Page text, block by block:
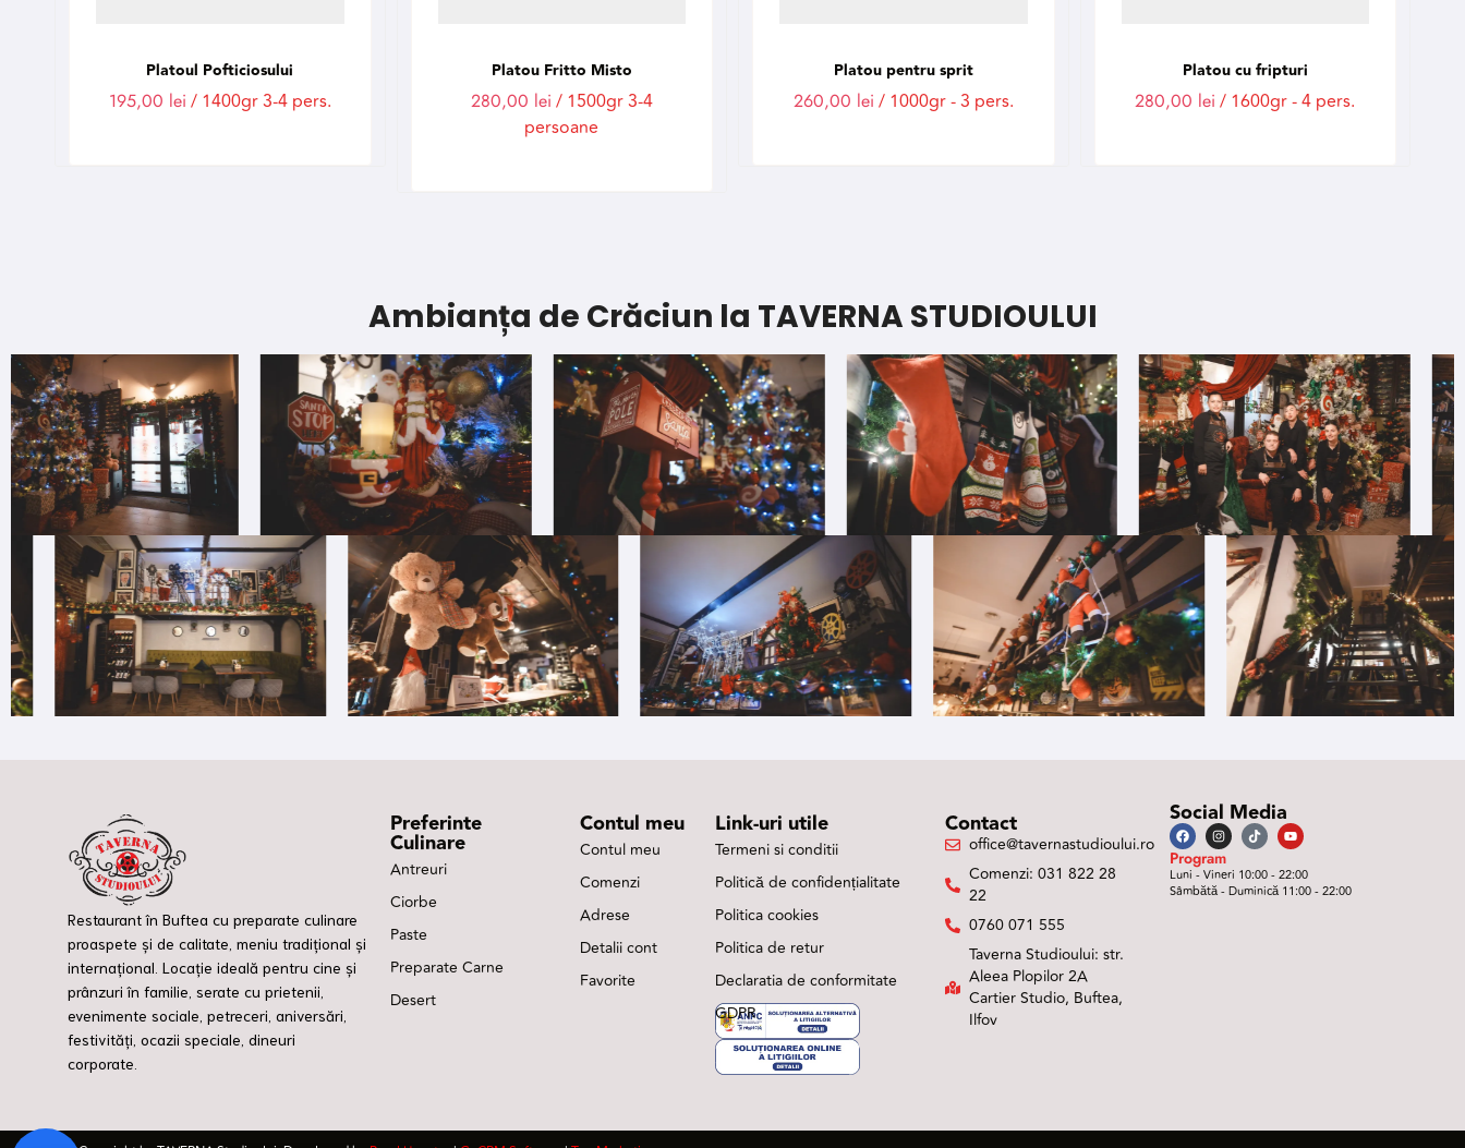
Platoul Pofticiosului
195,00 lei / 1400gr 3-4 pers.
Platou Fritto Misto
280,00 lei / 1500gr 3-4
persoane
Platou pentru sprit
260,00 lei / 1000gr - 3 pers.
Platou cu fripturi
280,00 lei / 1600gr - 4 pers.
Ambianța de Crăciun la TAVERNA STUDIOULUI
Restaurant în Buftea cu preparate culinare
proaspete și de calitate, meniu tradițional și
internațional. Locație ideală pentru cine și
prânzuri în familie, serate cu prietenii,
evenimente sociale, petreceri, aniversări,
festivități, ocazii speciale, dineuri
corporate.
Preferinte
Culinare
Antreuri
Ciorbe
Paste
Preparate Carne
Desert
Contul meu
Contul meu
Comenzi
Adrese
Detalii cont
Favorite
Link-uri utile
Termeni si conditii
Politică de confidențialitate
Politica cookies
Politica de retur
Declaratia de conformitate
GDPR
Contact
office@tavernastudioului.ro
Comenzi: 031 822 28
22
0760 071 555
Taverna Studioului: str.
Aleea Plopilor 2A
Cartier Studio, Buftea,
Ilfov
Social Media
Program
Luni - Vineri 10:00 - 22:00
Sâmbătă - Duminică 11:00 - 22:00